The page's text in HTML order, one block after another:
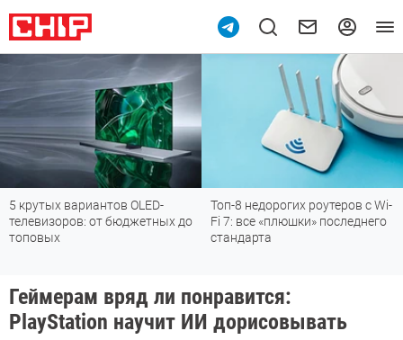
5 крутых вариантов OLED-
телевизоров: от бюджетных до
топовых
Топ-8 недорогих роутеров с Wi-
Fi 7: все «плюшки» последнего
стандарта
Геймерам вряд ли понравится:
PlayStation научит ИИ дорисовывать